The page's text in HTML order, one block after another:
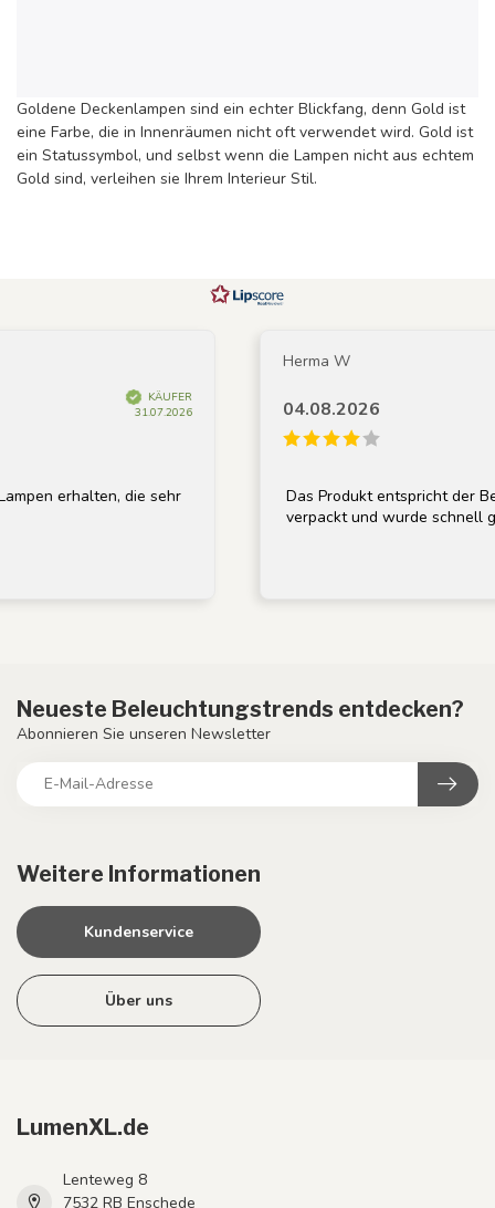
Goldene Deckenlampen sind ein echter Blickfang, denn Gold ist
eine Farbe, die in Innenräumen nicht oft verwendet wird. Gold ist
ein Statussymbol, und selbst wenn die Lampen nicht aus echtem
Gold sind, verleihen sie Ihrem Interieur Stil.
KÄUFER
31.07.2026
die sehr
Herma W
04.08.2026
Das Produkt entspricht der
verpackt und wurde schnell geliefert.
Weitere Informationen
Kundenservice
Über uns
Neueste Beleuchtungstrends entdecken?
Abonnieren Sie unseren Newsletter
LumenXL.de
Lenteweg 8
7532 RB Enschede